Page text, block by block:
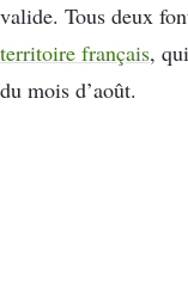
valide. Tous deux
territoire français,
du mois d’août.